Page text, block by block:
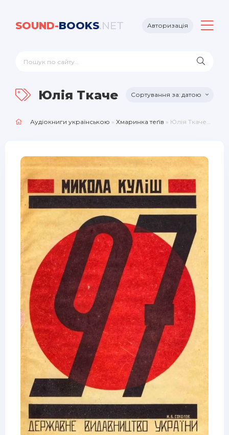
SOUND-BOOKS.NET Авторизація
Юлія Ткаченко датою
Аудіокниги українською » Хмаринка теґів » Юлія Ткаченко